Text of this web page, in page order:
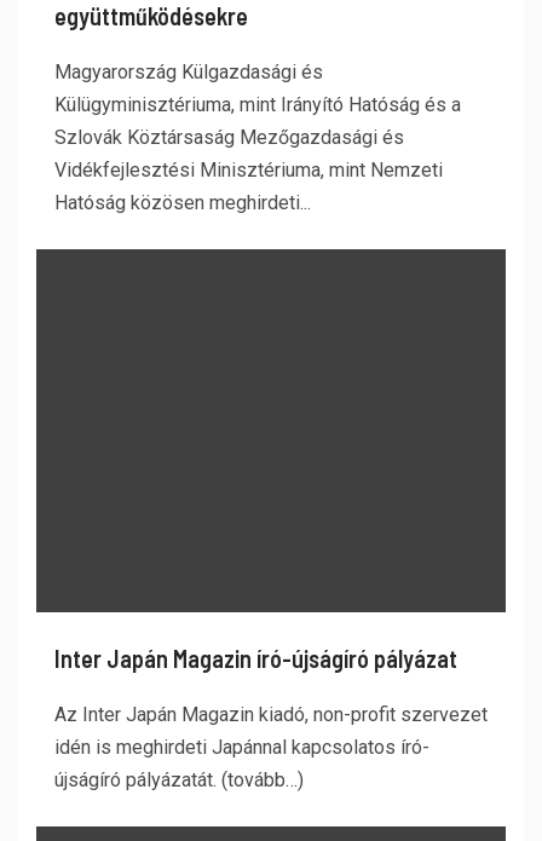
együttműködésekre
Magyarország Külgazdasági és
Külügyminisztériuma, mint Irányító Hatóság és a
Szlovák Köztársaság Mezőgazdasági és
Vidékfejlesztési Minisztériuma, mint Nemzeti
Hatóság közösen meghirdeti...
Inter Japán Magazin író-újságíró pályázat
Az Inter Japán Magazin kiadó, non-profit szervezet
idén is meghirdeti Japánnal kapcsolatos író-
újságíró pályázatát. (tovább…)